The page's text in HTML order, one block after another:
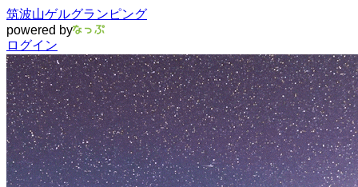
筑波山ゲルグランピング
powered by
ログイン